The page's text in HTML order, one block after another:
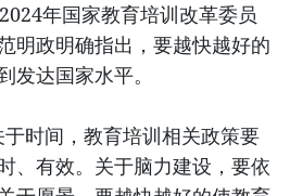
年国家教育培训改革委员
明政明确指出，要越快越好的
发达国家水平。
时间，教育培训相关政策要
、有效。关于脑力建设，要依